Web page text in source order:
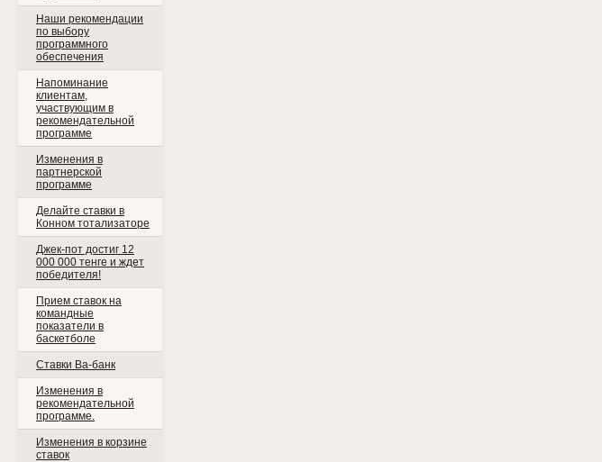
Наши рекомендации
по выбору
программного
обеспечения
Напоминание
клиентам,
участвующим в
рекомендательной
программе
Изменения в
партнерской
программе
Делайте ставки в
Конном тотализаторе
Джек-пот достиг 12
000 000 тенге и ждет
победителя!
Прием ставок на
командные
показатели в
баскетболе
Ставки Ва-банк
Изменения в
рекомендательной
программе.
Изменения в корзине
ставок